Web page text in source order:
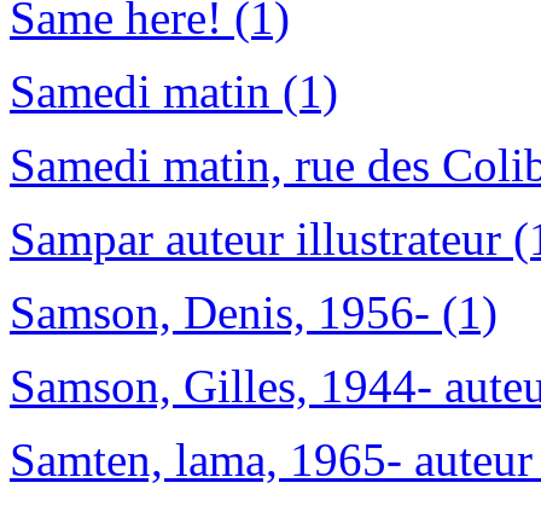
Same here! (1)
Samedi matin (1)
Samedi matin, rue des
Sampar auteur illustrateur
Samson, Denis, 1956- (1)
Samson, Gilles, 1944-
Samten, lama, 1965-